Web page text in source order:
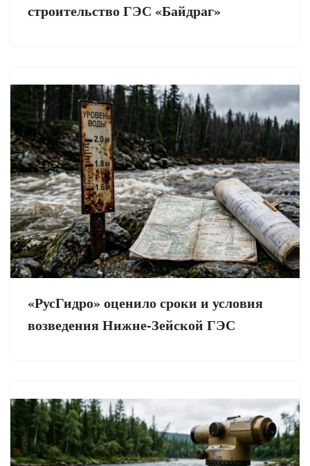
строительство ГЭС «Байдраг»
«РусГидро» оценило сроки и условия
возведения Нижне-Зейской ГЭС